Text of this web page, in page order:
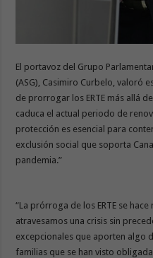
El portavoz del Grupo
(ASG), Casimiro Curbelo, valoró
de prorrogar los ERTE más allá
caduca el actual periodo de
protección es esencial para
exclusión social que soporta
pandemia.”
“La prórroga de los ERTE se
atravesamos una crisis sin
excepcionales que aporten algo
familias que se han visto